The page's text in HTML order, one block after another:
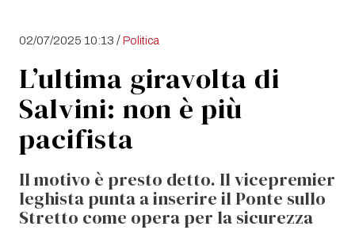
02/07/2025 10:13 /Politica
L’ultima giravolta di
Salvini: non è più
pacifista
Il motivo è presto detto. Il vicepremier
leghista punta a inserire il Ponte sullo
Stretto come opera per la sicurezza